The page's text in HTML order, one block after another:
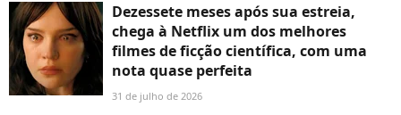
Dezessete meses após sua estreia,
chega à Netflix um dos melhores
filmes de ficção científica, com uma
nota quase perfeita
31 de julho de 2026